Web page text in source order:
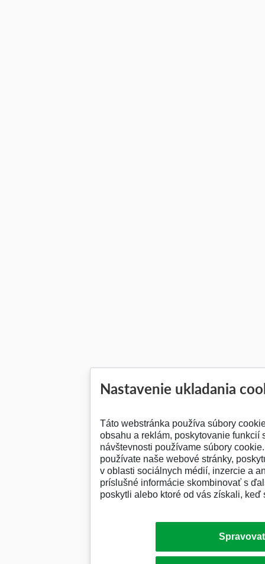
Nastavenie ukladania
Táto webstránka používa súbory
obsahu a reklám, poskytovanie funkcií
návštevnosti používame súbory
používate naše webové stránky,
v oblasti sociálnych médií, inzercie a
príslušné informácie skombinovať s
poskytli alebo ktoré od vás získali, keď